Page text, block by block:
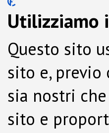
Utilizziamo
Questo sito
sito e, previo
sia nostri
sito e